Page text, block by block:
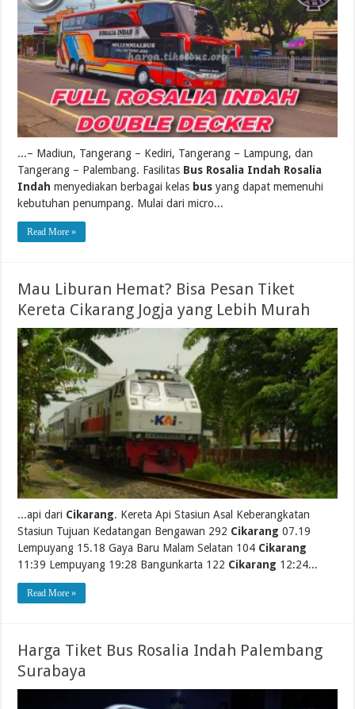
...– Madiun, Tangerang – Kediri, Tangerang – Lampung, dan
Tangerang – Palembang. Fasilitas Bus Rosalia Indah Rosalia
Indah menyediakan berbagai kelas bus yang dapat memenuhi
kebutuhan penumpang. Mulai dari micro...
Read More »
Mau Liburan Hemat? Bisa Pesan Tiket
Kereta Cikarang Jogja yang Lebih Murah
...api dari Cikarang. Kereta Api Stasiun Asal Keberangkatan
Stasiun Tujuan Kedatangan Bengawan 292 Cikarang 07.19
Lempuyang 15.18 Gaya Baru Malam Selatan 104 Cikarang
11:39 Lempuyang 19:28 Bangunkarta 122 Cikarang 12:24...
Read More »
Harga Tiket Bus Rosalia Indah Palembang
Surabaya